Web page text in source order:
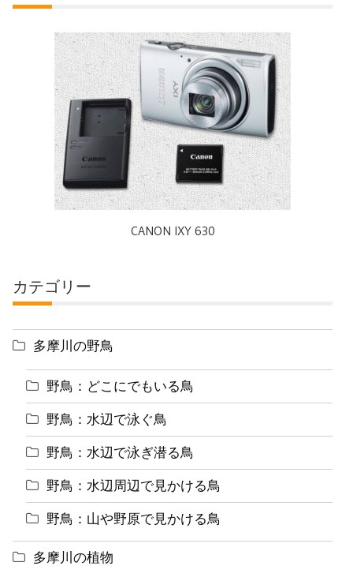
CANON IXY 630
カテゴリー
多摩川の野鳥
野鳥：どこにでもいる鳥
野鳥：水辺で泳ぐ鳥
野鳥：水辺で泳ぎ潜る鳥
野鳥：水辺周辺で見かける鳥
野鳥：山や野原で見かける鳥
多摩川の植物